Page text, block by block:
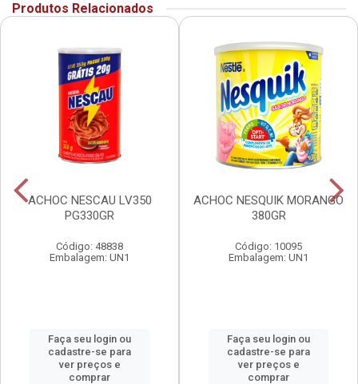
Produtos Relacionados
ACHOC NESCAU LV350
PG330GR
Código: 48838
Embalagem: UN1
Faça seu login ou
cadastre-se para
ver preços e
comprar
ACHOC NESQUIK MORANGO
380GR
Código: 10095
Embalagem: UN1
Faça seu login ou
cadastre-se para
ver preços e
comprar